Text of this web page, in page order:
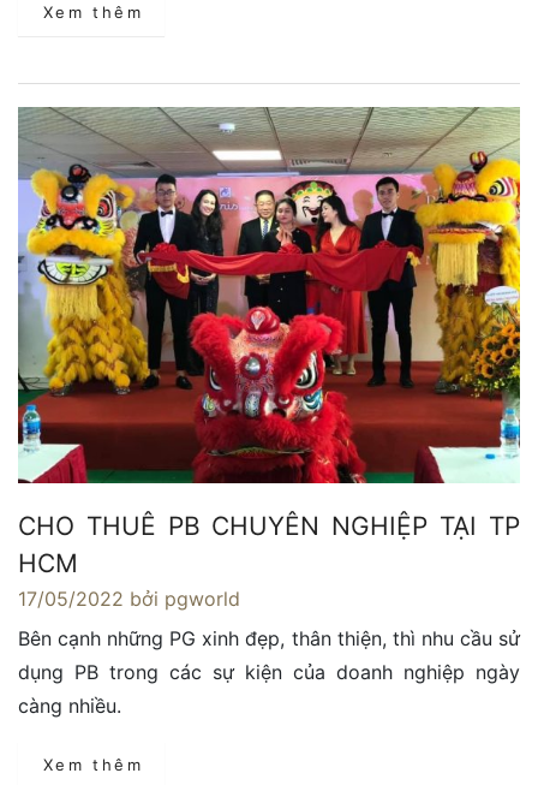
Xem thêm
CHO THUÊ PB CHUYÊN NGHIỆP TẠI TP
HCM
17/05/2022 bởi pgworld
Bên cạnh những PG xinh đẹp, thân thiện, thì nhu cầu sử
dụng PB trong các sự kiện của doanh nghiệp ngày
càng nhiều.
Xem thêm